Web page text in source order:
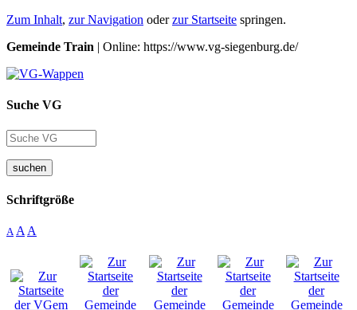
Zum Inhalt, zur Navigation oderzur Startseite springen.
Gemeinde Train | Online: https://www.vg-siegenburg.de/
Suche VG
suchen
Schriftgröße
A A A